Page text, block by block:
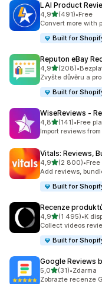
LAI Product
4,9z 5 hvězd
(491)
Celkový počet
•Free
Convert more with
Built for
Reputon eBay
4,9z 5 hvězd
(208)
Celkový počet
•
Zvyšte důvěru a
Built for
WiseReviews ‑
4,8z 5 hvězd
(141)
Celkový počet
•Free
Import reviews
Vitals: Reviews,
4,9z 5 hvězd
(2 800)
Celkový počet•
Add reviews,
Built for
Recenze
4,9z 5 hvězd
(1 495)
Celkový počet
•K
Collect videos
Built for
Google Reviews
5,0z 5 hvězd
(31)
Celkový počet
•Zdarma
Zobrazte recenze